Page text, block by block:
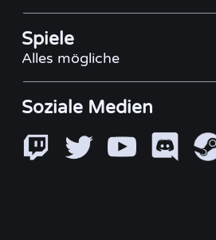
Spiele
Alles mögliche
Soziale Medien